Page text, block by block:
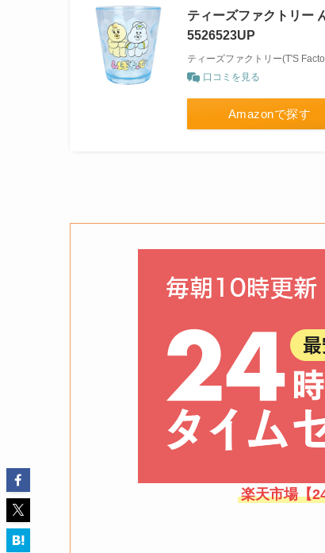
ティーズファクトリー
5526523UP
ティーズファクトリー(T'S
口コミを見る
Amazonで探す
楽天市場【